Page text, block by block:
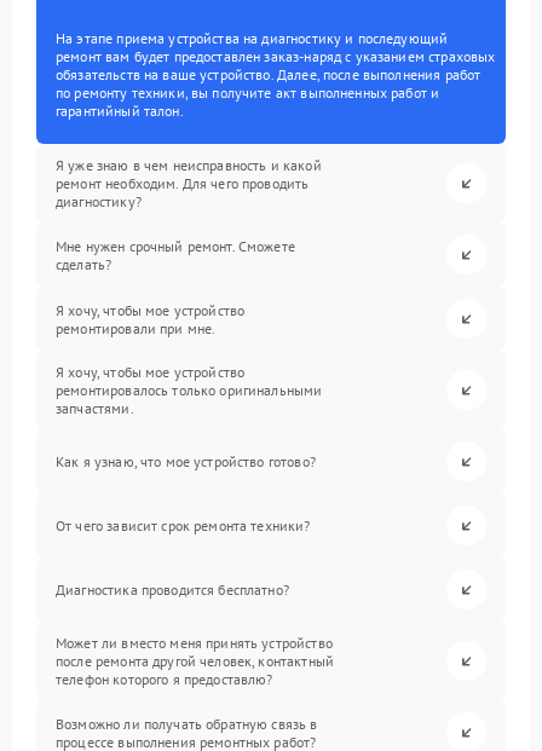
На этапе приема устройства на диагностику и последующий
ремонт вам будет предоставлен заказ-наряд с указанием страховых
обязательств на ваше устройство. Далее, после выполнения работ
по ремонту техники, вы получите акт выполненных работ и
гарантийный талон.
Я уже знаю в чем неисправность и какой
ремонт необходим. Для чего проводить
диагностику?
Мне нужен срочный ремонт. Сможете
сделать?
Я хочу, чтобы мое устройство
ремонтировали при мне.
Я хочу, чтобы мое устройство
ремонтировалось только оригинальными
запчастями.
Как я узнаю, что мое устройство готово?
От чего зависит срок ремонта техники?
Диагностика проводится бесплатно?
Может ли вместо меня принять устройство
после ремонта другой человек, контактный
телефон которого я предоставлю?
Возможно ли получать обратную связь в
процессе выполнения ремонтных работ?